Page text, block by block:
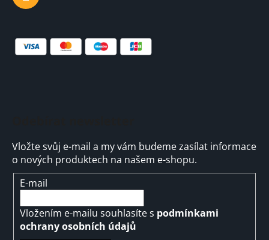
Vložte svůj e-mail a my vám budeme zasílat informace
o nových produktech na našem e-shopu.
E-mail
Vložením e-mailu souhlasíte s podmínkami
ochrany osobních údajů